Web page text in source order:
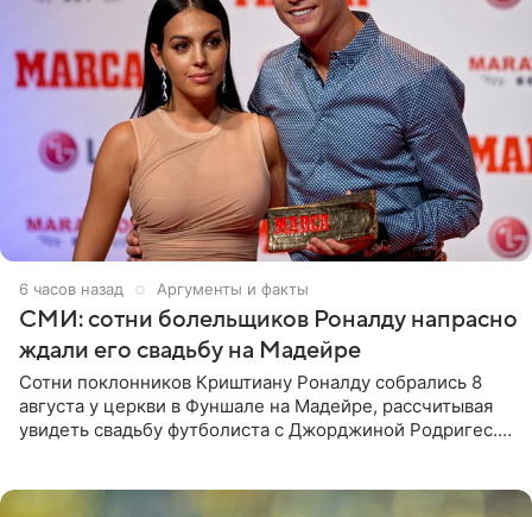
6 часов назад Аргументы и факты
СМИ: сотни болельщиков Роналду напрасно
ждали его свадьбу на Мадейре
Сотни поклонников Криштиану Роналду собрались 8
августа у церкви в Фуншале на Мадейре, рассчитывая
увидеть свадьбу футболиста с Джорджиной Родригес.